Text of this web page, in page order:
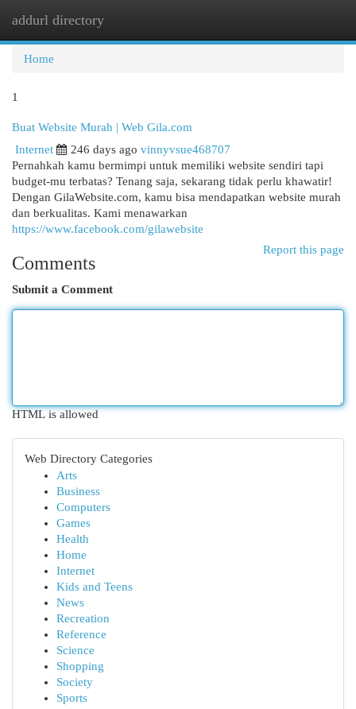
addurl directory
Home
1
Buat Website Murah | Web Gila.com
Internet
246 days ago vinnyvsue468707
Pernahkah kamu bermimpi untuk memiliki website sendiri tapi
budget-mu terbatas? Tenang saja, sekarang tidak perlu khawatir!
Dengan GilaWebsite.com, kamu bisa mendapatkan website murah
dan berkualitas. Kami menawarkan
https://www.facebook.com/gilawebsite
Report this page
Comments
Submit a Comment
HTML is allowed
Web Directory Categories
Arts
Business
Computers
Games
Health
Home
Internet
Kids and Teens
News
Recreation
Reference
Science
Shopping
Society
Sports